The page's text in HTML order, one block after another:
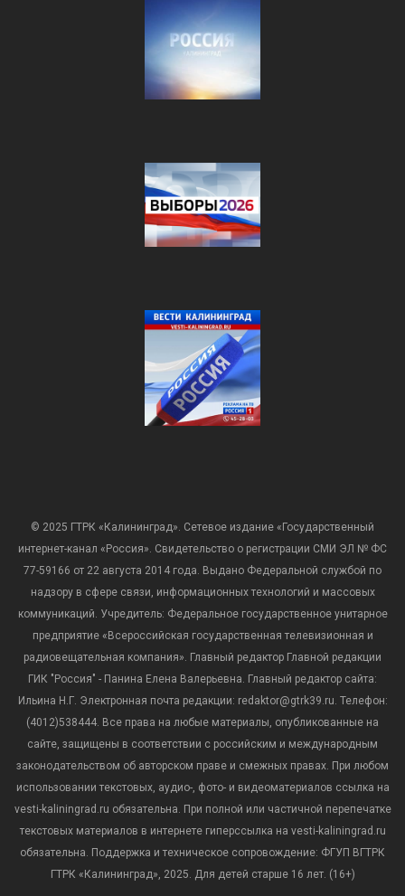
© 2025 ГТРК «Калининград». Сетевое издание «Государственный
интернет-канал «Россия». Свидетельство о регистрации СМИ ЭЛ № ФС
77-59166 от 22 августа 2014 года. Выдано Федеральной службой по
надзору в сфере связи, информационных технологий и массовых
коммуникаций. Учредитель: Федеральное государственное унитарное
предприятие «Всероссийская государственная телевизионная и
радиовещательная компания». Главный редактор Главной редакции
ГИК "Россия" - Панина Елена Валерьевна. Главный редактор сайта:
Ильина Н.Г. Электронная почта редакции: redaktor@gtrk39.ru. Телефон:
(4012)538444. Все права на любые материалы, опубликованные на
сайте, защищены в соответствии с российским и международным
законодательством об авторском праве и смежных правах. При любом
использовании текстовых, аудио-, фото- и видеоматериалов ссылка на
vesti-kaliningrad.ru обязательна. При полной или частичной перепечатке
текстовых материалов в интернете гиперссылка на vesti-kaliningrad.ru
обязательна. Поддержка и техническое сопровождение: ФГУП ВГТРК
ГТРК «Калининград», 2025. Для детей старше 16 лет. (16+)